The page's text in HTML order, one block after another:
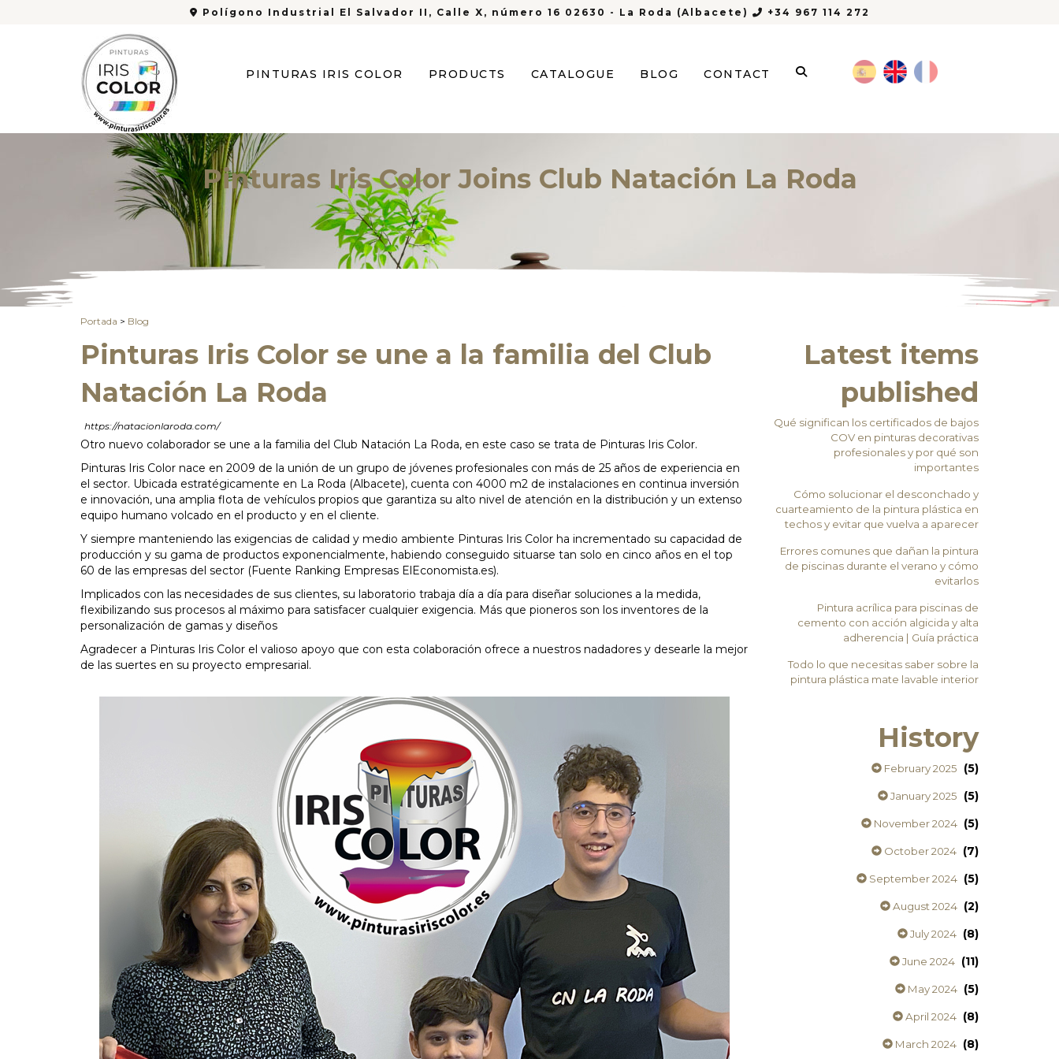
Polígono Industrial El Salvador II, Calle X, número 16 02630 - La Roda (Albacete) +34 967 114 272
PINTURAS IRIS COLOR PRODUCTS CATALOGUE BLOG CONTACT
Pinturas Iris Color Joins Club Natación La Roda
Portada > Blog
Pinturas Iris Color se une a la familia del Club
Natación La Roda
https://natacionlaroda.com/
Otro nuevo colaborador se une a la familia del Club Natación La Roda, en este caso se trata de Pinturas Iris Color.
Pinturas Iris Color nace en 2009 de la unión de un grupo de jóvenes profesionales con más de 25 años de experiencia en
el sector. Ubicada estratégicamente en La Roda (Albacete), cuenta con 4000 m2 de instalaciones en continua inversión
e innovación, una amplia flota de vehículos propios que garantiza su alto nivel de atención en la distribución y un extenso
equipo humano volcado en el producto y en el cliente.
Y siempre manteniendo las exigencias de calidad y medio ambiente Pinturas Iris Color ha incrementado su capacidad de
producción y su gama de productos exponencialmente, habiendo conseguido situarse tan solo en cinco años en el top
60 de las empresas del sector (Fuente Ranking Empresas ElEconomista.es).
Implicados con las necesidades de sus clientes, su laboratorio trabaja día a día para diseñar soluciones a la medida,
flexibilizando sus procesos al máximo para satisfacer cualquier exigencia. Más que pioneros son los inventores de la
personalización de gamas y diseños
Agradecer a Pinturas Iris Color el valioso apoyo que con esta colaboración ofrece a nuestros nadadores y desearle la mejor
de las suertes en su proyecto empresarial.
Latest items
published
Qué significan los certificados de bajos
COV en pinturas decorativas
profesionales y por qué son
importantes
Cómo solucionar el desconchado y
cuarteamiento de la pintura plástica en
techos y evitar que vuelva a aparecer
Errores comunes que dañan la pintura
de piscinas durante el verano y cómo
evitarlos
Pintura acrílica para piscinas de
cemento con acción algicida y alta
adherencia | Guía práctica
Todo lo que necesitas saber sobre la
pintura plástica mate lavable interior
History
February 2025 (5)
January 2025 (5)
November 2024 (5)
October 2024 (7)
September 2024 (5)
August 2024 (2)
July 2024 (8)
June 2024 (11)
May 2024 (5)
April 2024 (8)
March 2024 (8)